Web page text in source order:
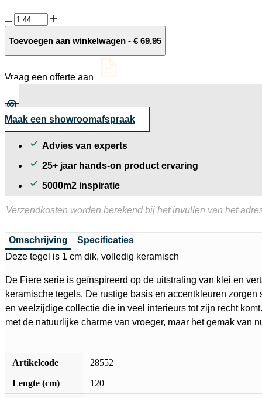
Fiere
10MM
Sunflower
cm
Toevoegen aan winkelwagen - € 69,95
Vraag een offerte aan
Maak een showroomafspraak
Advies van experts
25+ jaar hands-on product ervaring
5000m2 inspiratie
Verzendkosten worden berekend bij het invullen van het
Omschrijving
Specificaties
Deze tegel is 1 cm dik, volledig keramisch
De Fiere serie is geïnspireerd op de uitstraling van klei en
keramische tegels. De rustige basis en accentkleuren zorgen
en veelzijdige collectie die in veel interieurs tot zijn recht
met de natuurlijke charme van vroeger, maar het gemak van
Artikelcode 28552
Lengte (cm) 120